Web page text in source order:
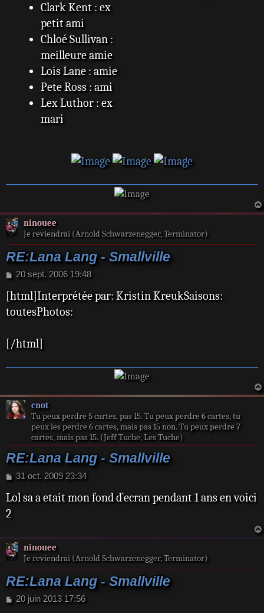
Clark Kent : ex
petit ami
Chloé Sullivan :
meilleure amie
Lois Lane : amie
Pete Ross : ami
Lex Luthor : ex
mari
ninouee
Je reviendrai (Arnold Schwarzenegger, Terminator)
RE:Lana Lang - Smallville
M
s
a
e
20 sept. 2006 19:48
[html]Interprétée par: Kristin KreukSaisons:
toutesPhotos:
[/html]
cnot
Tu peux perdre 5 cartes, pas 15. Tu peux perdre 6 cartes, tu
peux les perdre 6 cartes, mais pas 15 non. Tu peux perdre 7
cartes, mais pas 15. (Jeff Tuche, Les Tuche)
RE:Lana Lang - Smallville
M
s
31 oct. 2009 23:34
Lol sa a etait mon fond d`ecran pendant 1 ans en voici
2
ninouee
Je reviendrai (Arnold Schwarzenegger, Terminator)
RE:Lana Lang - Smallville
M
20 juin 2013 17:56